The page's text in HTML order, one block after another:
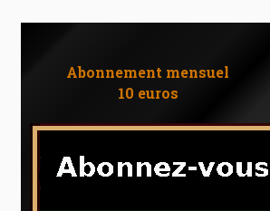
Abonnement mensuel
10 euros